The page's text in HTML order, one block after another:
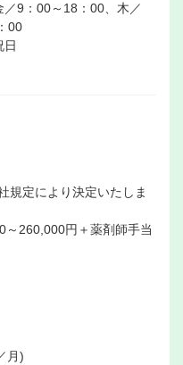
9：00～18：00、木／
00
日
規定により決定いたしま
260,000円＋薬剤師手当
月)